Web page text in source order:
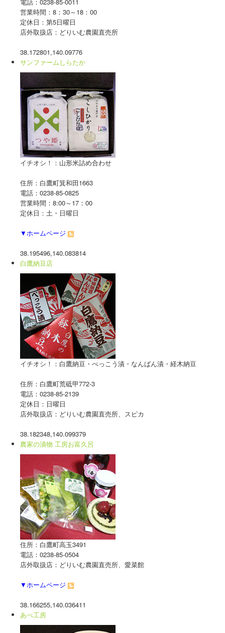
電話：0238-85-0011
営業時間：8：30～18：00
定休日：第5日曜日
店外取扱店：どりいむ農園直売所
38.172801,140.09776
サンファームしらたか
イチオシ！：山形米詰め合わせ
住所：白鷹町箕和田1663
電話：0238-85-0825
営業時間：8:00～17：00
定休日：土・日曜日
▼ホームページ
38.195496,140.083814
白鷹納豆店
イチオシ！：白鷹納豆・べっこう漬・なんばん漬・経木納豆
住所：白鷹町荒砥甲772-3
電話：0238-85-2139
定休日：日曜日
店外取扱店：どりいむ農園直売所、スピカ
38.182348,140.099379
農家の漬物 工房お富久呂
住所：白鷹町高玉3491
電話：0238-85-0504
店外取扱店：どりいむ農園直売所、愛菜館
▼ホームページ
38.166255,140.036411
あべ工房